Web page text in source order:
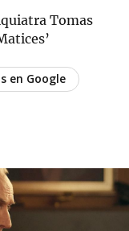
Tomas
en Google